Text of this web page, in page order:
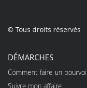
© Tous droits réservés
DÉMARCHES
Comment faire un pourvoi
Suivre mon affaire